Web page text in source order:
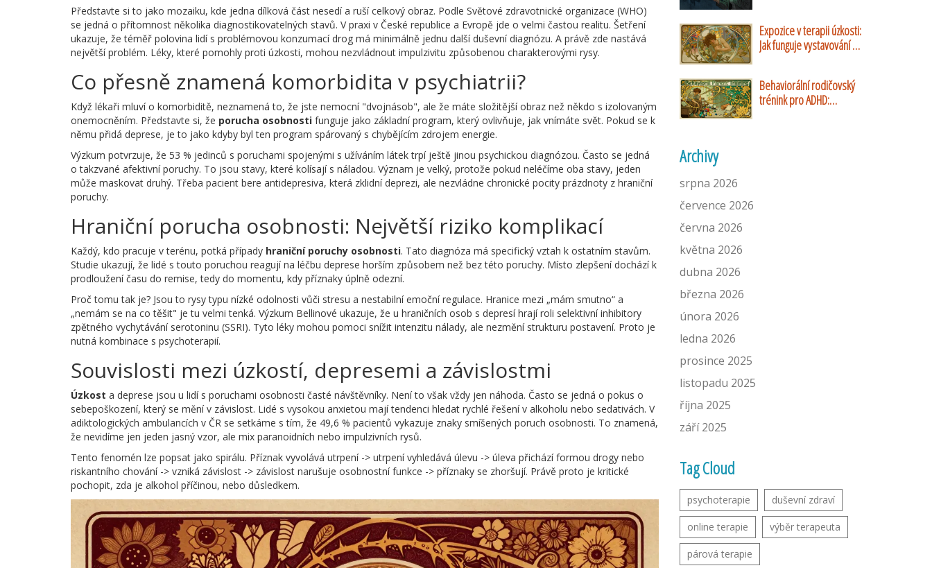
Představte si to jako mozaiku, kde jedna dílková část nesedí a ruší celkový obraz. Podle Světové zdravotnické organizace (WHO)
se jedná o přítomnost několika diagnostikovatelných stavů. V praxi v České republice a Evropě jde o velmi častou realitu. Šetření
ukazuje, že téměř polovina lidí s problémovou konzumací drog má minimálně jednu další duševní diagnózu. A právě zde nastává
největší problém. Léky, které pomohly proti úzkosti, mohou nezvládnout impulzivitu způsobenou charakterovými rysy.
Co přesně znamená komorbidita v psychiatrii?
Když lékaři mluví o komorbiditě, neznamená to, že jste nemocní "dvojnásob", ale že máte složitější obraz než někdo s izolovaným
onemocněním. Představte si, že porucha osobnosti funguje jako základní program, který ovlivňuje, jak vnímáte svět. Pokud se k
němu přidá deprese, je to jako kdyby byl ten program spárovaný s chybějícím zdrojem energie.
Výzkum potvrzuje, že 53 % jedinců s poruchami spojenými s užíváním látek trpí ještě jinou psychickou diagnózou. Často se jedná
o takzvané afektivní poruchy. To jsou stavy, které kolísají s náladou. Význam je velký, protože pokud neléčíme oba stavy, jeden
může maskovat druhý. Třeba pacient bere antidepresiva, která zklidní deprezi, ale nezvládne chronické pocity prázdnoty z hraniční
poruchy.
Hraniční porucha osobnosti: Největší riziko komplikací
Každý, kdo pracuje v terénu, potká případy hraniční poruchy osobnosti. Tato diagnóza má specifický vztah k ostatním stavům.
Studie ukazují, že lidé s touto poruchou reagují na léčbu deprese horším způsobem než bez této poruchy. Místo zlepšení dochází k
prodloužení času do remise, tedy do momentu, kdy příznaky úplně odezní.
Proč tomu tak je? Jsou to rysy typu nízké odolnosti vůči stresu a nestabilní emoční regulace. Hranice mezi „mám smutno“ a
„nemám se na co těšit" je tu velmi tenká. Výzkum Bellinové ukazuje, že u hraničních osob s depresí hrají roli selektivní inhibitory
zpětného vychytávání serotoninu (SSRI). Tyto léky mohou pomoci snížit intenzitu nálady, ale nezmění strukturu postavení. Proto je
nutná kombinace s psychoterapií.
Souvislosti mezi úzkostí, depresemi a závislostmi
Úzkost a deprese jsou u lidí s poruchami osobnosti časté návštěvníky. Není to však vždy jen náhoda. Často se jedná o pokus o
sebepoškození, který se mění v závislost. Lidé s vysokou anxietou mají tendenci hledat rychlé řešení v alkoholu nebo sedativách. V
adiktologických ambulancích v ČR se setkáme s tím, že 49,6 % pacientů vykazuje znaky smíšených poruch osobnosti. To znamená,
že nevidíme jen jeden jasný vzor, ale mix paranoidních nebo impulzivních rysů.
Tento fenomén lze popsat jako spirálu. Příznak vyvolává utrpení -> utrpení vyhledává úlevu -> úleva přichází formou drogy nebo
riskantního chování -> vzniká závislost -> závislost narušuje osobnostní funkce -> příznaky se zhoršují. Právě proto je kritické
pochopit, zda je alkohol příčinou, nebo důsledkem.
Expozice v terapii úzkosti:
Jak funguje vystavování a
Behaviorální rodičovský
trénink pro ADHD:
Archivy
srpna 2026
července 2026
června 2026
května 2026
dubna 2026
března 2026
února 2026
ledna 2026
prosince 2025
listopadu 2025
října 2025
září 2025
Tag Cloud
psychoterapie duševní zdraví
online terapie výběr terapeuta
párová terapie